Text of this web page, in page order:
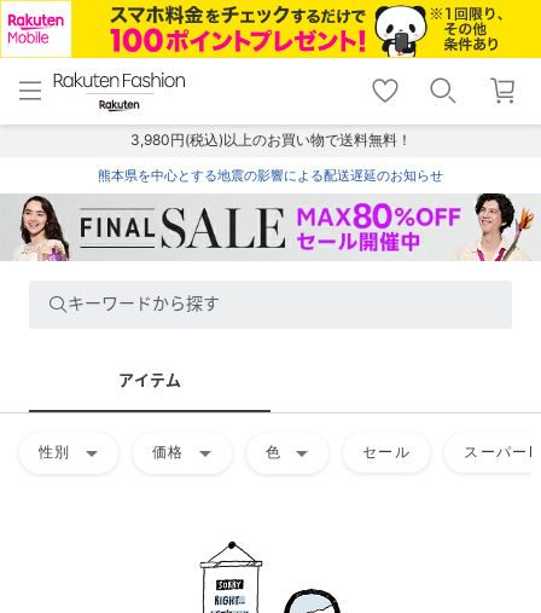
menu home
トップ
shopping_cart lock_outline
ログイン
3,980円(税込)以上のお買い物で送料無料！
熊本県を中心とする地震の影響による配送遅延のお知らせ
キーワードから探す
アイテム
性別 arrow_drop_down 価格 arrow_drop_down 色 arrow_drop_down セール スーパー